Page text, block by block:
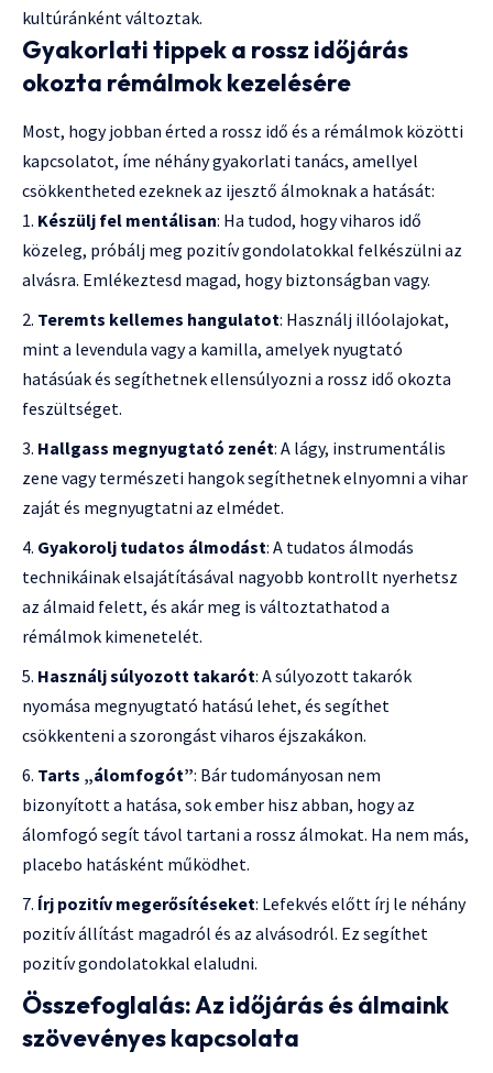
kultúránként változtak.
Gyakorlati tippek a rossz időjárás
okozta rémálmok kezelésére
Most, hogy jobban érted a rossz idő és a rémálmok közötti
kapcsolatot, íme néhány gyakorlati tanács, amellyel
csökkentheted ezeknek az ijesztő álmoknak a hatását:
Készülj fel mentálisan: Ha tudod, hogy viharos idő
közeleg, próbálj meg pozitív gondolatokkal felkészülni az
alvásra. Emlékeztesd magad, hogy biztonságban vagy.
Teremts kellemes hangulatot: Használj illóolajokat,
mint a levendula vagy a kamilla, amelyek nyugtató
hatásúak és segíthetnek ellensúlyozni a rossz idő okozta
feszültséget.
Hallgass megnyugtató zenét: A lágy, instrumentális
zene vagy természeti hangok segíthetnek elnyomni a vihar
zaját és megnyugtatni az elmédet.
Gyakorolj tudatos álmodást: A tudatos álmodás
technikáinak elsajátításával nagyobb kontrollt nyerhetsz
az álmaid felett, és akár meg is változtathatod a
rémálmok kimenetelét.
Használj súlyozott takarót: A súlyozott takarók
nyomása megnyugtató hatású lehet, és segíthet
csökkenteni a szorongást viharos éjszakákon.
Tarts „álomfogót”: Bár tudományosan nem
bizonyított a hatása, sok ember hisz abban, hogy az
álomfogó segít távol tartani a rossz álmokat. Ha nem más,
placebo hatásként működhet.
Írj pozitív megerősítéseket: Lefekvés előtt írj le néhány
pozitív állítást magadról és az alvásodról. Ez segíthet
pozitív gondolatokkal elaludni.
Összefoglalás: Az időjárás és álmaink
szövevényes kapcsolata